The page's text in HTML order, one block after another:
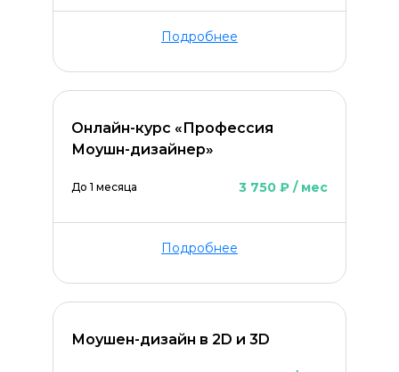
Подробнее
Онлайн-курс «Профессия
Моушн-дизайнер»
До 1 месяца 3 750 ₽ / мес
Подробнее
Моушен-дизайн в 2D и 3D